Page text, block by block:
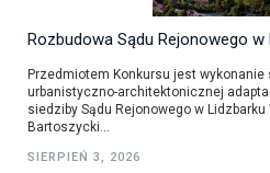
Rozbudowa Sądu Rejonowego
Przedmiotem Konkursu jest wykonanie
urbanistyczno-architektonicznej
siedziby Sądu Rejonowego w
Bartoszycki...
SIERPIEŃ 3, 2026